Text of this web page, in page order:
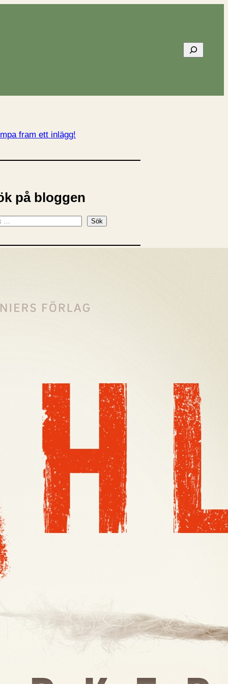
Sök
fram ett inlägg!
på bloggen
Sök
ämnen
Biografi Blogga Bokcirkel
Deckare E-böcker Fakta
Filmatiseringar Framsidor
Historia Illustrerat Klass
Kvinnors liv
Kärlek
Läsa Mord Nobelpriset
Nyutkommet Personligt Poesi
& samhälle
Utläst Vill läsa